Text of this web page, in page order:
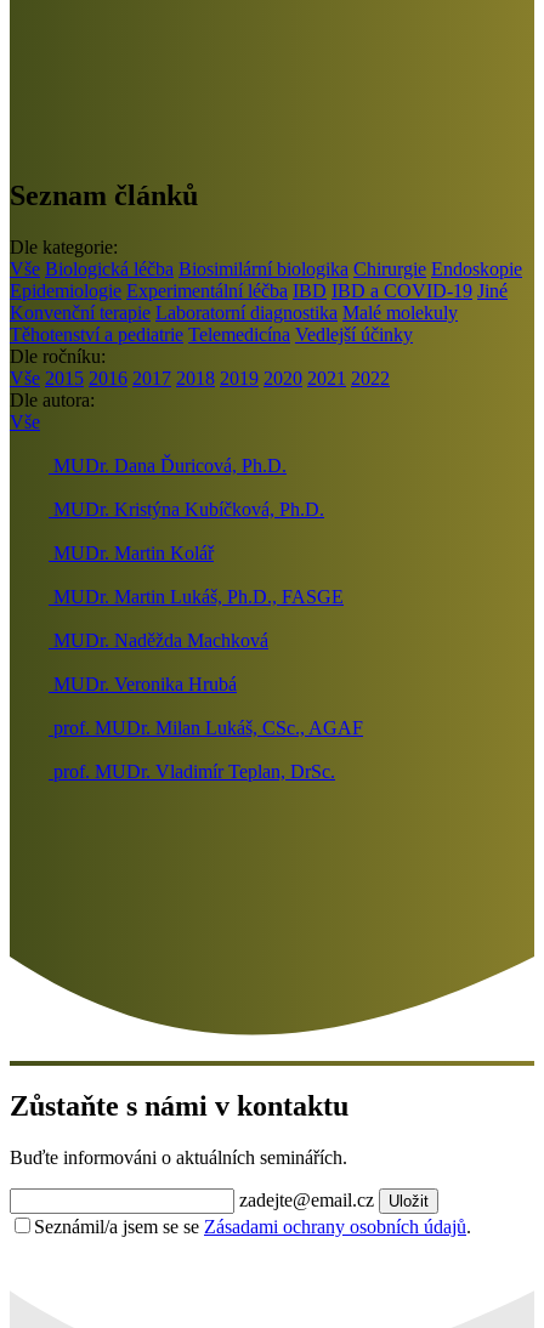
Seznam článků
Dle kategorie:
Vše Biologická léčba Biosimilární biologika Chirurgie Endoskopie
Epidemiologie Experimentální léčba IBD IBD a COVID-19 Jiné
Konvenční terapie Laboratorní diagnostika Malé molekuly
Těhotenství a pediatrie Telemedicína Vedlejší účinky
Dle ročníku:
Vše 2015 2016 2017 2018 2019 2020 2021 2022
Dle autora:
Vše
MUDr. Dana Ďuricová, Ph.D.
MUDr. Kristýna Kubíčková, Ph.D.
MUDr. Martin Kolář
MUDr. Martin Lukáš, Ph.D., FASGE
MUDr. Naděžda Machková
MUDr. Veronika Hrubá
prof. MUDr. Milan Lukáš, CSc., AGAF
prof. MUDr. Vladimír Teplan, DrSc.
Zůstaňte s námi v kontaktu
Buďte informováni o aktuálních seminářích.
zadejte@email.cz Uložit
Seznámil/a jsem se se Zásadami ochrany osobních údajů.